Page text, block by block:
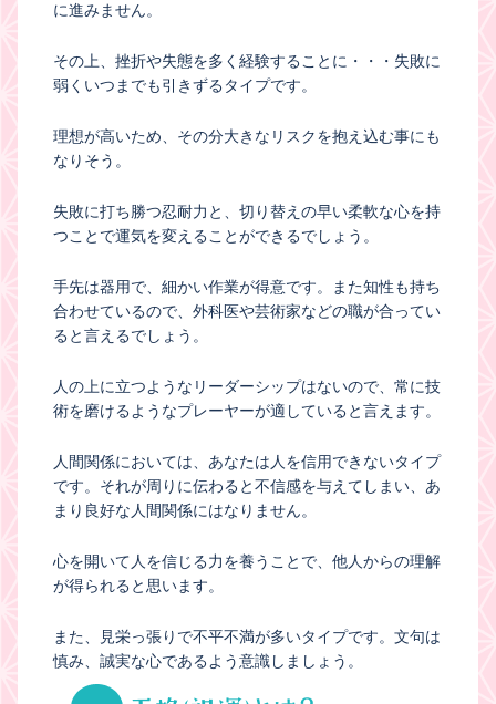
に進みません。
その上、挫折や失態を多く経験することに・・・失敗に
弱くいつまでも引きずるタイプです。
理想が高いため、その分大きなリスクを抱え込む事にも
なりそう。
失敗に打ち勝つ忍耐力と、切り替えの早い柔軟な心を持
つことで運気を変えることができるでしょう。
手先は器用で、細かい作業が得意です。また知性も持ち
合わせているので、外科医や芸術家などの職が合ってい
ると言えるでしょう。
人の上に立つようなリーダーシップはないので、常に技
術を磨けるようなプレーヤーが適していると言えます。
人間関係においては、あなたは人を信用できないタイプ
です。それが周りに伝わると不信感を与えてしまい、あ
まり良好な人間関係にはなりません。
心を開いて人を信じる力を養うことで、他人からの理解
が得られると思います。
また、見栄っ張りで不平不満が多いタイプです。文句は
慎み、誠実な心であるよう意識しましょう。